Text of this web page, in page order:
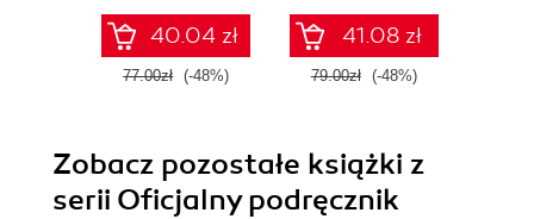
40.04 zł
77.00zł (-48%)
41.08 zł
79.00zł (-48%)
Zobacz pozostałe książki z
serii Oficjalny podręcznik